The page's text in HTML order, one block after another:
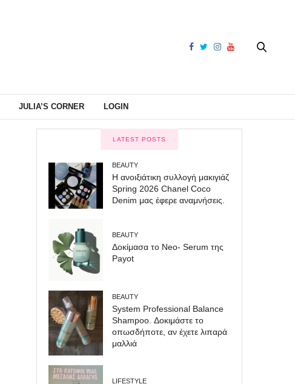
JULIA’S CORNER LOGIN
LATEST POSTS
BEAUTY
Η ανοιξιάτικη συλλογή μακιγιάζ
Spring 2026 Chanel Coco
Denim μας έφερε αναμνήσεις.
BEAUTY
Δοκίμασα το Neo- Serum της
Payot
BEAUTY
System Professional Balance
Shampoo. Δοκιμάστε το
οπωσδήποτε, αν έχετε λιπαρά
μαλλιά
LIFESTYLE